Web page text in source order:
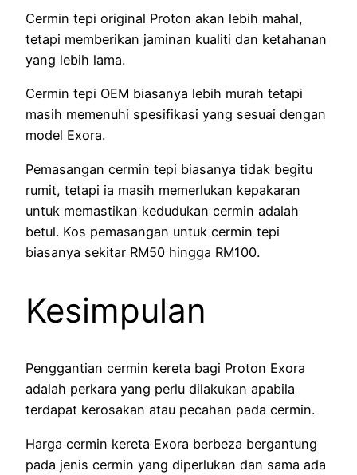
Cermin tepi original Proton akan lebih mahal,
tetapi memberikan jaminan kualiti dan ketahanan
yang lebih lama.
Cermin tepi OEM biasanya lebih murah tetapi
masih memenuhi spesifikasi yang sesuai dengan
model Exora.
Pemasangan cermin tepi biasanya tidak begitu
rumit, tetapi ia masih memerlukan kepakaran
untuk memastikan kedudukan cermin adalah
betul. Kos pemasangan untuk cermin tepi
biasanya sekitar RM50 hingga RM100.
Kesimpulan
Penggantian cermin kereta bagi Proton Exora
adalah perkara yang perlu dilakukan apabila
terdapat kerosakan atau pecahan pada cermin.
Harga cermin kereta Exora berbeza bergantung
pada jenis cermin yang diperlukan dan sama ada